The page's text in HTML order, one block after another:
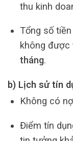
thu kinh
Tổng số
không được
tháng.
b) Lịch sử tín
Không có
Điểm tín